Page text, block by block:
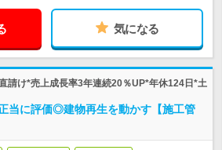
気になる
請け*売上成長率3年連続20％UP*年休124日*土
当に評価◎建物再生を動かす【施工管